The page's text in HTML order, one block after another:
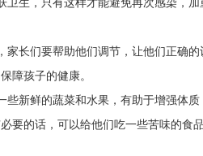
长们要帮助他们调节，让他们正确的
障孩子的健康。
新鲜的蔬菜和水果，有助于增强体
要的话，可以给他们吃一些苦味的食